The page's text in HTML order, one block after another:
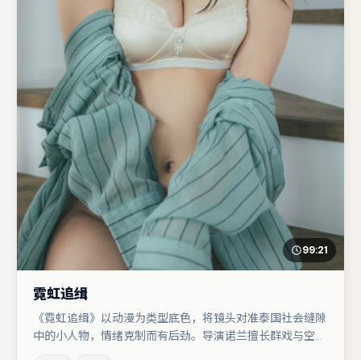
99:21
霓虹追缉
《霓虹追缉》以动漫为类型底色，将镜头对准泰国社会缝隙
中的小人物，情绪克制而有后劲。导演诺兰擅长群戏与空间